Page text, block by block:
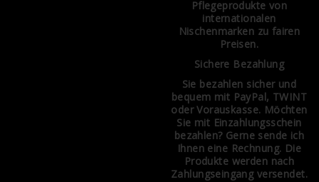
Pflegeprodukte von
internationalen
Nischenmarken zu fairen
Preisen.
Sichere Bezahlung
Sie bezahlen sicher und
bequem mit PayPal, TWINT
oder Vorauskasse. Möchten
Sie mit Einzahlungsschein
bezahlen? Gerne sende ich
Ihnen eine Rechnung. Die
Produkte werden nach
Zahlungseingang versendet.